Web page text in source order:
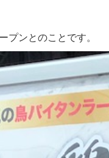
プンとのことです。